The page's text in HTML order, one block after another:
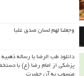
وجعلنا لهم لسان صدق علیا
دانلود طب الرضا یا رساله‌ ذهبیه
پزشکی از امام رضا (ع) با
منسوب به آن حضرت